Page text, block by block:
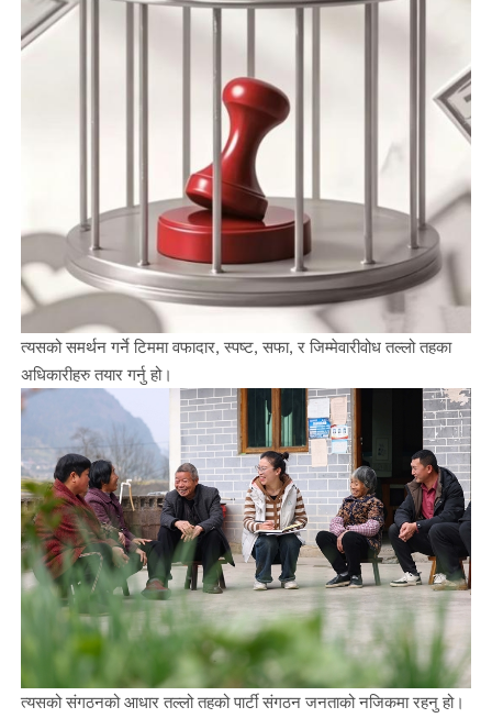
त्यसको समर्थन गर्ने टिममा वफादार, स्पष्ट, सफा, र जिम्मेवारीवोध तल्लो तहका
अधिकारीहरु तयार गर्नु हो।
त्यसको संगठनको आधार तल्लो तहको पार्टी संगठन जनताको नजिकमा रहनु हो।